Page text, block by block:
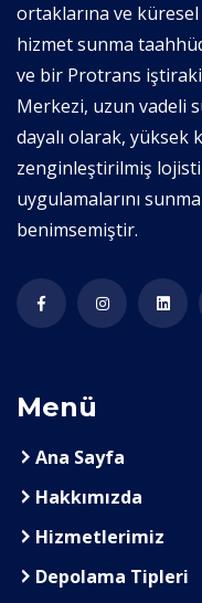
ortaklarına ve
hizmet sunma
ve bir Protrans
Merkezi, uzun vadeli
dayalı olarak, yüksek
zenginleştirilmiş
uygulamalarını
benimsemiştir.
Menü
Ana Sayfa
Hakkımızda
Hizmetlerimiz
Depolama Tipleri